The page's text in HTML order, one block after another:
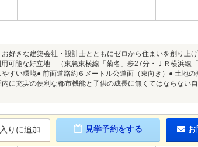
好きな建築会社・設計士とともにゼロから住まいを創り上げ
能な好立地 （東急東横線「菊名」歩27分・ＪＲ横浜線
すい環境● 前面道路約６メートル公道面（東向き）● 土地の
に充実の便利な都市機能と子供の成長に無くてはならない
りに追加 見学予約をする